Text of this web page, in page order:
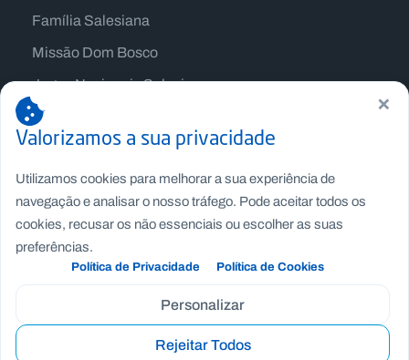
Família Salesiana
Missão Dom Bosco
Jogos Nacionais Salesianos
Copyright © Fundação Salesianos
×
Valorizamos a sua privacidade
Utilizamos cookies para melhorar a sua experiência de
navegação e analisar o nosso tráfego. Pode aceitar todos os
cookies, recusar os não essenciais ou escolher as suas
preferências.
Política de Privacidade Política de Cookies
Personalizar
Rejeitar Todos